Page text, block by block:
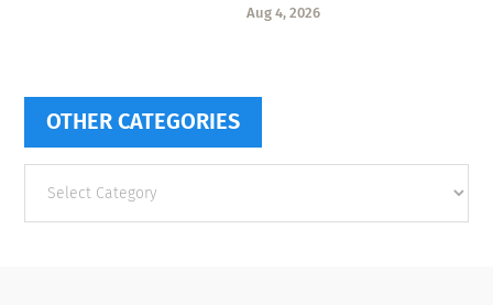
Aug 4, 2026
OTHER CATEGORIES
categories